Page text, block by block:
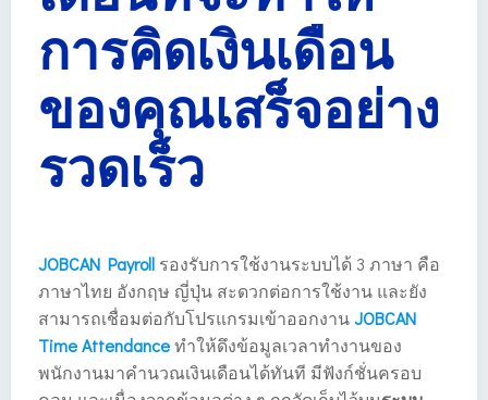
การคิดเงินเดือน
ของคุณเสร็จอย่าง
รวดเร็ว
JOBCAN Payroll รองรับการใช้งานระบบได้ 3 ภาษา คือ
ภาษาไทย อังกฤษ ญี่ปุ่น สะดวกต่อการใช้งาน และยัง
สามารถเชื่อมต่อกับโปรแกรมเข้าออกงานJOBCAN
Time Attendanceทำให้ดึงข้อมูลเวลาทำงานของ
พนักงานมาคำนวณเงินเดือนได้ทันที มีฟังก์ชั่นครอบ